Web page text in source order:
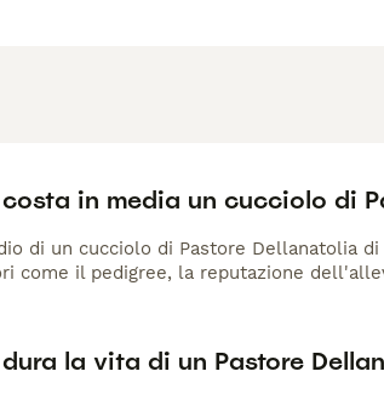
in media un cucciolo di
di un cucciolo di Pastore Dellanatolia
come il pedigree, la reputazione
la vita di un Pastore